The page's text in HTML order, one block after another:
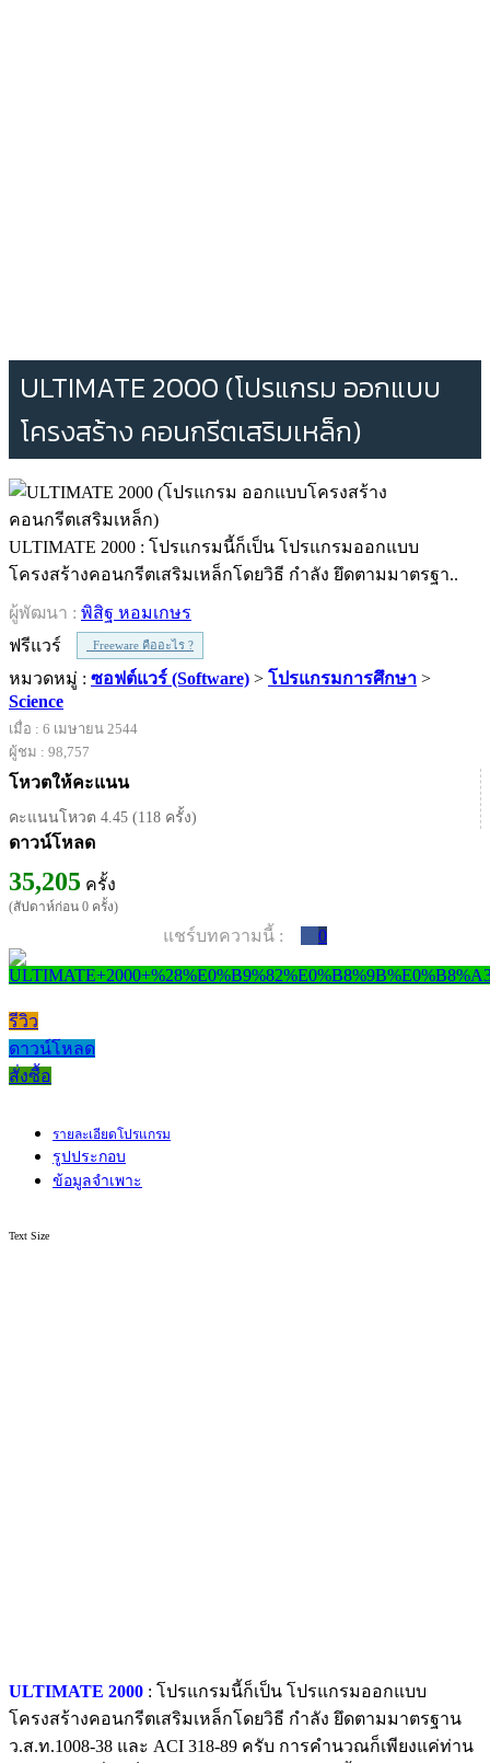
ULTIMATE 2000 (โปรแกรม ออกแบบ
โครงสร้าง คอนกรีตเสริมเหล็ก)
ULTIMATE 2000 : โปรแกรมนี้ก็เป็น โปรแกรมออกแบบ
โครงสร้างคอนกรีตเสริมเหล็กโดยวิธี กำลัง ยึดตามมาตรฐา..
ผู้พัฒนา : พิสิฐ หอมเกษร
ฟรีแวร์
Freeware คืออะไร ?
หมวดหมู่ : ซอฟต์แวร์ (Software) > โปรแกรมการศึกษา >
Science
เมื่อ : 6 เมษายน 2544
ผู้ชม : 98,757
โหวตให้คะแนน
คะแนนโหวต 4.45 (118 ครั้ง)
ดาวน์โหลด
35,205 ครั้ง
(สัปดาห์ก่อน 0 ครั้ง)
แชร์บทความนี้ : 0
รีวิว
ดาวน์โหลด
สั่งซื้อ
รายละเอียดโปรแกรม
รูปประกอบ
ข้อมูลจำเพาะ
Text Size
ULTIMATE 2000 : โปรแกรมนี้ก็เป็น โปรแกรมออกแบบ
โครงสร้างคอนกรีตเสริมเหล็กโดยวิธี กำลัง ยึดตามมาตรฐาน
ว.ส.ท.1008-38 และ ACI 318-89 ครับ การคำนวณก็เพียงแค่ท่าน